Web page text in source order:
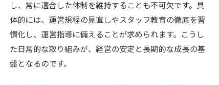
し、常に適合した体制を維持することも不可欠です。具
体的には、運営規程の見直しやスタッフ教育の徹底を習
慣化し、運営指導に備えることが求められます。こうし
た日常的な取り組みが、経営の安定と長期的な成長の基
盤となるのです。